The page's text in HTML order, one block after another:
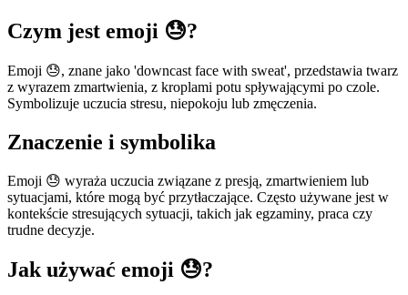
Czym jest emoji 😓?
Emoji 😓, znane jako 'downcast face with sweat', przedstawia twarz
z wyrazem zmartwienia, z kroplami potu spływającymi po czole.
Symbolizuje uczucia stresu, niepokoju lub zmęczenia.
Znaczenie i symbolika
Emoji 😓 wyraża uczucia związane z presją, zmartwieniem lub
sytuacjami, które mogą być przytłaczające. Często używane jest w
kontekście stresujących sytuacji, takich jak egzaminy, praca czy
trudne decyzje.
Jak używać emoji 😓?